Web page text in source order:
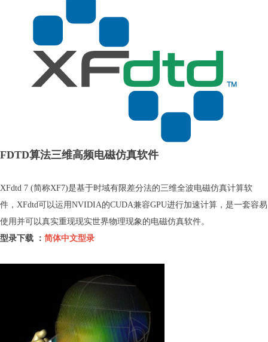
FDTD算法三维高频电磁仿真软件
XFdtd 7 (简称XF7)是基于时域有限差分法的三维全波电磁仿真计算软
件，XFdtd可以运用NVIDIA的CUDA兼容GPU进行加速计算，是一套容易
使用并可以真实重现现实世界物理现象的电磁仿真软件。
型录下载 ： 简体中文型录